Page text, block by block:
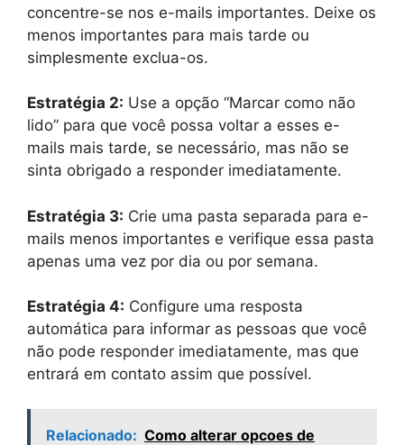
concentre-se nos e-mails importantes. Deixe os
menos importantes para mais tarde ou
simplesmente exclua-os.
Estratégia 2: Use a opção “Marcar como não
lido” para que você possa voltar a esses e-
mails mais tarde, se necessário, mas não se
sinta obrigado a responder imediatamente.
Estratégia 3: Crie uma pasta separada para e-
mails menos importantes e verifique essa pasta
apenas uma vez por dia ou por semana.
Estratégia 4: Configure uma resposta
automática para informar as pessoas que você
não pode responder imediatamente, mas que
entrará em contato assim que possível.
Relacionado: Como alterar opcoes de